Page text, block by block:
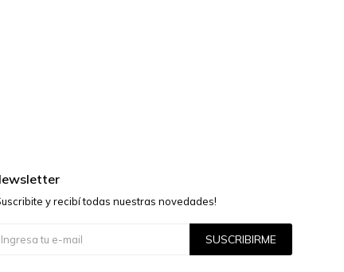
y recibí todas nuestras novedades!
SUSCRIBIRME